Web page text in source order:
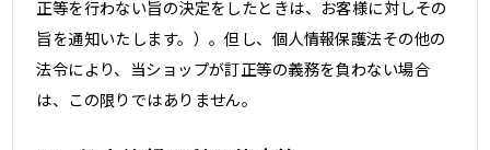
正等を行わない旨の決定をしたときは、お客様に対しその
旨を通知いたします。）。但し、個人情報保護法その他の
法令により、当ショップが訂正等の義務を負わない場合
は、この限りではありません。